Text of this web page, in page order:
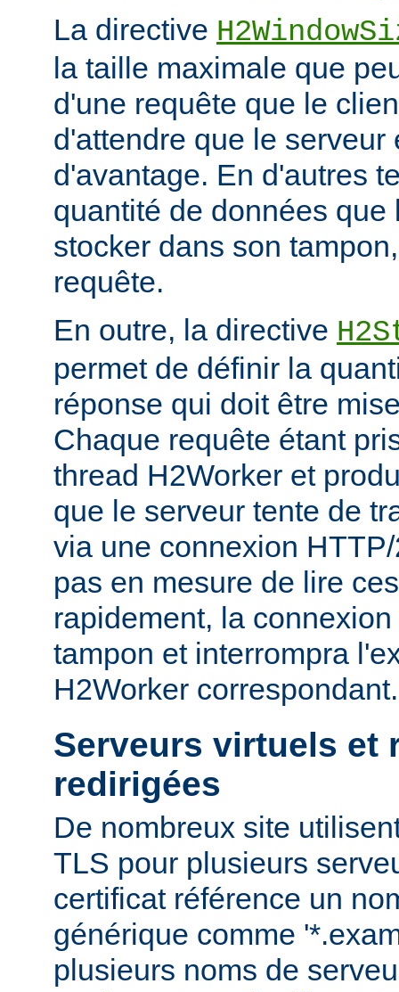
La directive
la taille maximale que
d'une requête que le
d'attendre que le serveur
d'avantage. En d'autres
quantité de données que
stocker dans son
requête.
En outre, la directive
permet de définir la
réponse qui doit être
Chaque requête étant
thread H2Worker et
que le serveur tente de
via une connexion
pas en mesure de lire
rapidement, la
tampon et interrompra
H2Worker correspondant.
Serveurs virtuels et
redirigées
De nombreux site
TLS pour plusieurs
certificat référence un
générique comme
plusieurs noms de